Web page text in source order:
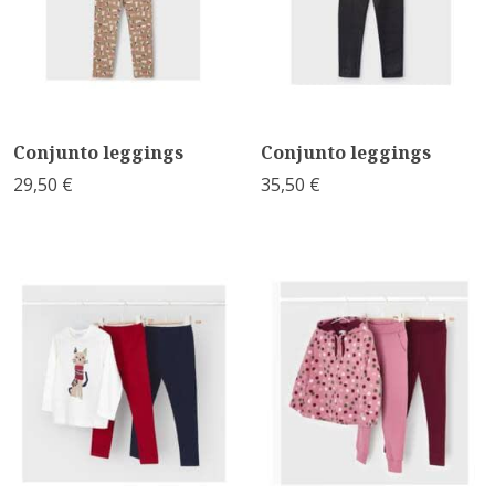
Conjunto leggings
29,50 €
Conjunto leggings
35,50 €